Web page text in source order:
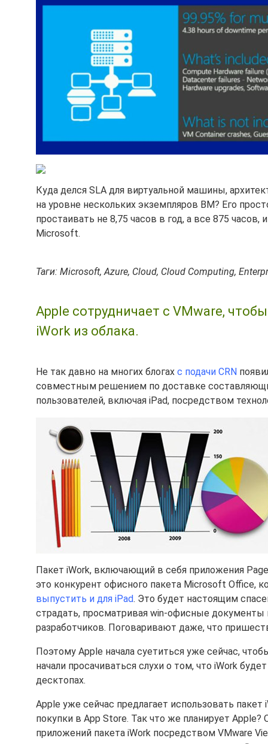
Куда делся SLA для виртуальной машины,
на уровне нескольких экземпляров ВМ? Его
простаивать не 8,75 часов в год, а все 875 часов,
Microsoft.
Таги: Microsoft, Azure, Cloud, Cloud Computing,
Apple сотрудничает с VMware,
iWork из облака.
Не так давно на многих блогах с подачи CRN
совместным решением по доставке
пользователей, включая iPad, посредством
Пакет iWork, включающий в себя приложения
это конкурент офисного пакета Microsoft Office,
выпустить и для iPad. Это будет настоящим
страдать, просматривая win-офисные
разработчиков. Поговаривают даже, что
Поэтому Apple начала суетиться уже сейчас,
начали просачиваться слухи о том, что iWork
десктопах.
Apple уже сейчас предлагает использовать пакет
покупки в App Store. Так что же планирует
приложений пакета iWork посредством VMware